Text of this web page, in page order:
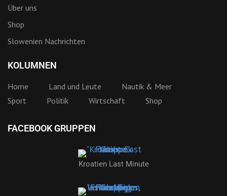
Über uns
Shop
Slowenien Nachrichten
KOLUMNEN
Home Land und Leute
Nautik & Meer
Sport
Politik Wirtschaft Shop
FACEBOOK GRUPPEN
Kroatien Last Minute